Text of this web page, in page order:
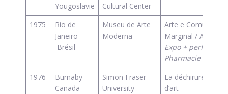
Yougoslavie
Cultural Center
1975
Rio de
Janeiro
Brésil
Museu de Arte
Moderna
Arte e
Marginal / Arte
Expo +
Pharmacie Fischer
1976
Burnaby
Canada
Simon Fraser
University
La déchirure des
d’art